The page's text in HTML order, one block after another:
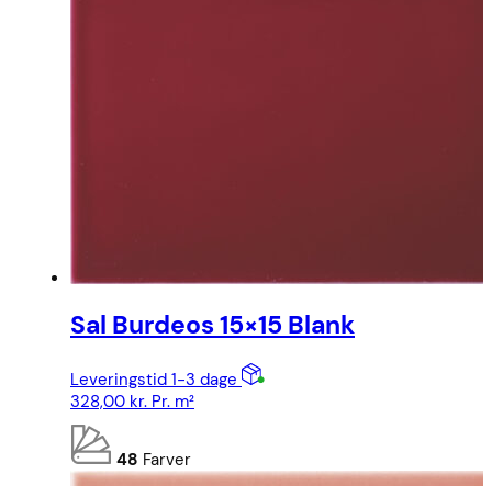
Sal Burdeos 15×15 Blank
Leveringstid 1-3 dage
328,00 kr. Pr. m²
48 Farver